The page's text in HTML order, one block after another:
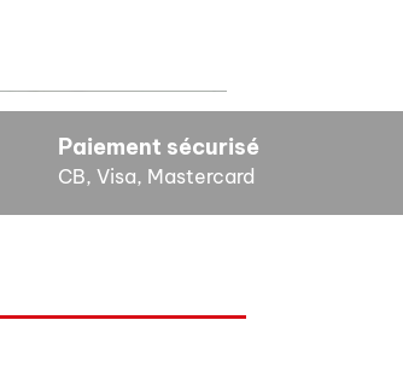
Paiement sécurisé
CB, Visa, Mastercard